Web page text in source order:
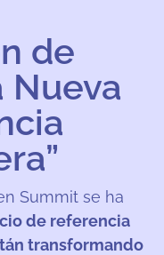
de
Nueva
Summit se ha
de referencia
transformando